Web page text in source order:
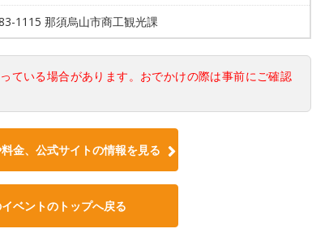
1115 那須烏山市商工観光課
ている場合があります。おでかけの際は事前にご確認
金、公式サイトの情報を見る
ベントのトップへ戻る